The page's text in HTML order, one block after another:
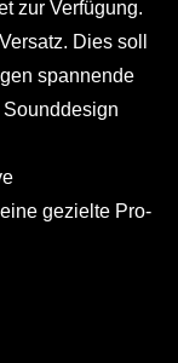
zur Verfügung.
Dies soll
spannende
gezielte Pro-